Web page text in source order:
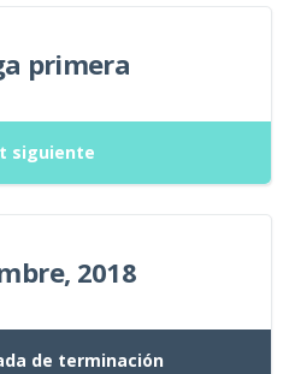
primera
siguiente
2018
de terminación